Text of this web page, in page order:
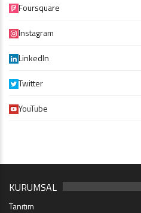
Foursquare
Instagram
LinkedIn
Twitter
YouTube
KURUMSAL
Tanıtım